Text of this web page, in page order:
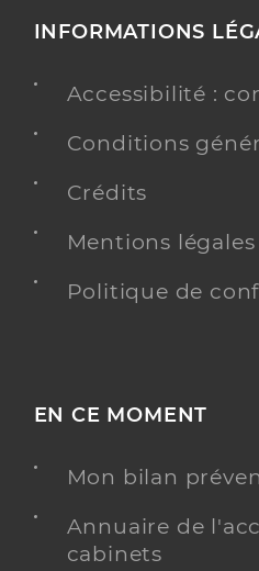
INFORMATIONS
Accessibilité :
Conditions
Crédits
Mentions légales
Politique de
EN CE MOMENT
Mon bilan
Annuaire de
cabinets